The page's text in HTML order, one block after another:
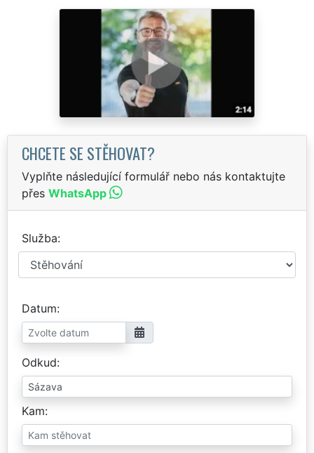
CHCETE SE STĚHOVAT?
Vyplňte následující formulář nebo nás kontaktujte
přes WhatsApp
Služba
Datum
Odkud
Kam